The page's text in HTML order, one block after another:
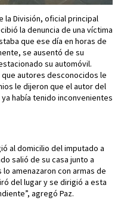
División, oficial principal
la denuncia de una víctima
que ese día en horas de
se ausentó de su
su automóvil.
autores desconocidos le
le dijeron que el autor del
había tenido inconvenientes
al domicilio del imputado a
salió de su casa junto a
amenazaron con armas de
del lugar y se dirigió a esta
agregó Paz.